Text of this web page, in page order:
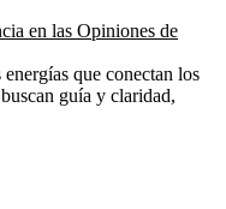
que conectan los
guía y claridad,